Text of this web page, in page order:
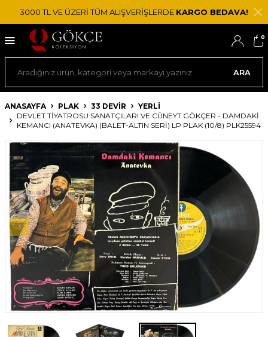
3000 TL VE ÜZERİ TÜM ALIŞVERİŞLERDE KARGO BEDAVA!
ARA
0
ANASAYFA PLAK 33 DEVIR
YERLI
DEVLET TIYATROSU SANATÇILARI VE CÜNEYT GÖKÇER ‎- DAMDAKI
KEMANCI (ANATEVKA) (BALET-ALTIN SERI) LP PLAK (10/8) PLK25594